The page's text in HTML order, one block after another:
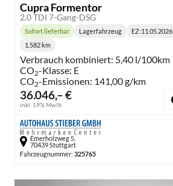
Cupra Formentor
2.0 TDI 7-Gang-DSG
36.046,– €
inkl. 19% MwSt.
Lieferzeit:
Sofort lieferbar Lagerfahrzeug EZ:11.05.2026
1.582 km
Verbrauch kombiniert: 5,40 l/100km
CO2-Klasse: E
CO2-Emissionen: 141,00 g/km
Emerholzweg 5,
70439 Stuttgart
Fahrzeugnummer: 325765